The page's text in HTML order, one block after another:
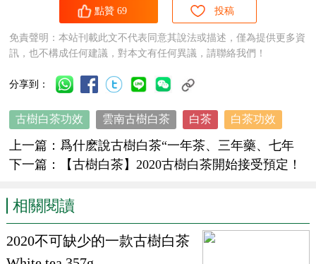
白茶則是在傳統工藝上，研制出了“六道十八法”創新工
藝。解決了雲南大葉種的葉形大難做形的問題，突破了紅變、褐變的
問題，使白茶擁有迷人的花果香和大葉種特有的薄荷香。
的白茶加工，代表了 白茶的全新技術革新和未來。
3：獨特的感官體驗
由于雲南大葉種
醇厚，耐沖泡提供物質保障；雲南古樹茶的EGCG含量較低（EGCG
在茶湯中是苦澀味道），既提高了茶湯的鮮醇度，又使得回甘明顯。
點贊 69 投稿
免責聲明：本站刊載此文不代表同意其說法或描述，僅為提供更多資
訊，也不構成任何建議，對本文有任何異議，請聯絡我們！
分享到：
古樹白茶功效 雲南古樹白茶 白茶 白茶功效
上一篇： 爲什麽說古樹白茶“一年茶、三年藥、七年
寶”
下一篇： 【古樹白茶】2020古樹白茶開始接受預定！
相關閱讀
2020不可缺少的一款古樹白茶